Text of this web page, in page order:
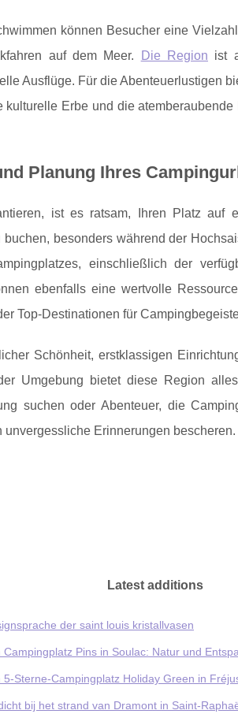
können Besucher eine
auf dem Meer.
Die Region ist
Ausflüge. Für die Abenteuerlustigen
Erbe und die
Planung Ihres
ist es ratsam, Ihren Platz auf
besonders während der
einschließlich der
ebenfalls eine wertvolle
Top-Destinationen für
Schönheit, erstklassigen
Umgebung bietet diese Region
suchen oder Abenteuer, die
unvergessliche Erinnerungen bescheren.
Latest additions
der saint louis kristallvasen
Campingplatz Pins in Soulac: Natur und
5-Sterne-Campingplatz Holiday Green in
bij het strand van Dramont in Saint-